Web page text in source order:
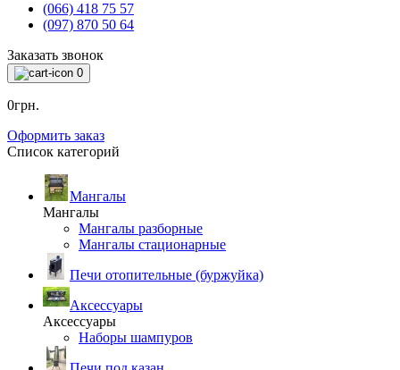
(066) 418 75 57
(097) 870 50 64
Заказать звонок
0
0грн.
Оформить заказ
Список категорий
Мангалы
Мангалы
Мангалы разборные
Мангалы стационарные
Печи отопительные (буржуйка)
Аксессуары
Аксессуары
Наборы шампуров